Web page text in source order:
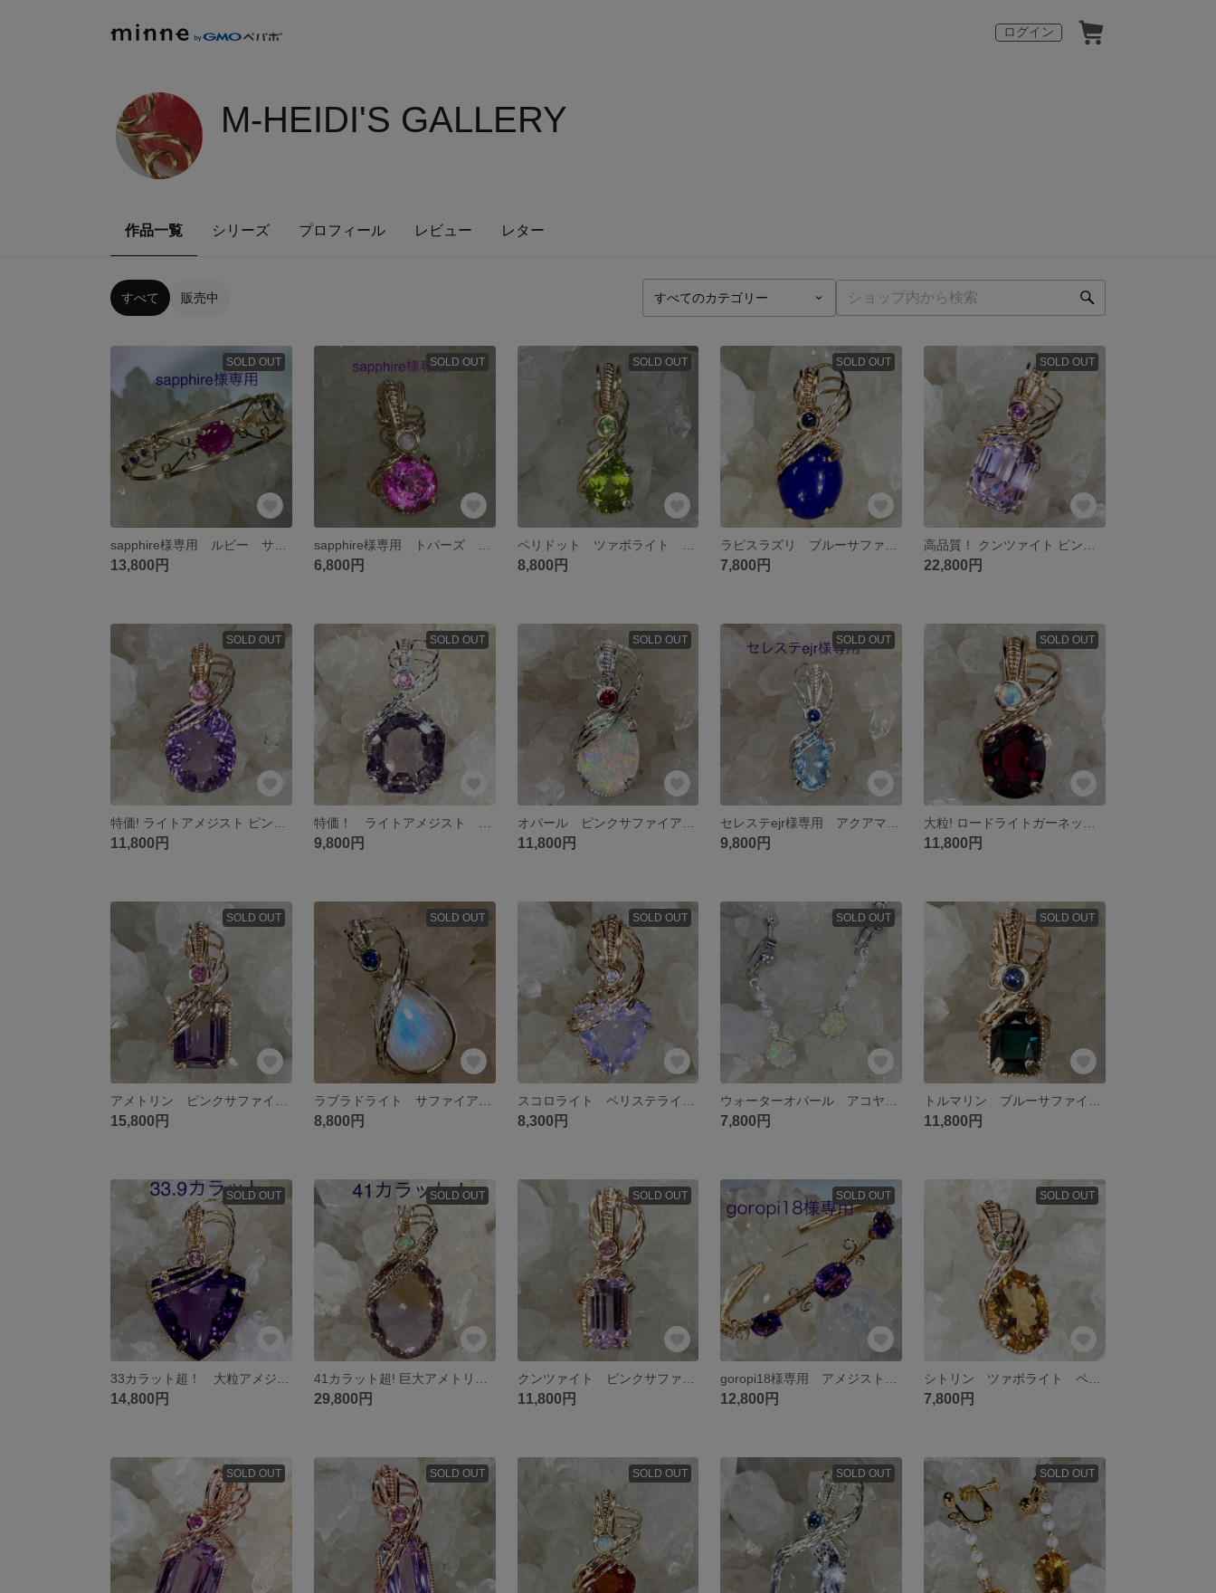
ログイン
M-HEIDI'S GALLERY
作品一覧 シリーズ プロフィール レビュー レター
すべて 販売中
SOLD OUT
13,800円
SOLD OUT
6,800円
SOLD OUT
8,800円
SOLD OUT
7,800円
SOLD OUT
22,800円
SOLD OUT
11,800円
SOLD OUT
9,800円
SOLD OUT
11,800円
SOLD OUT
9,800円
SOLD OUT
11,800円
SOLD OUT
15,800円
SOLD OUT
8,800円
SOLD OUT
8,300円
SOLD OUT
7,800円
SOLD OUT
11,800円
SOLD OUT
14,800円
SOLD OUT
29,800円
SOLD OUT
11,800円
SOLD OUT
12,800円
SOLD OUT
7,800円
SOLD OUT SOLD OUT SOLD OUT SOLD OUT SOLD OUT